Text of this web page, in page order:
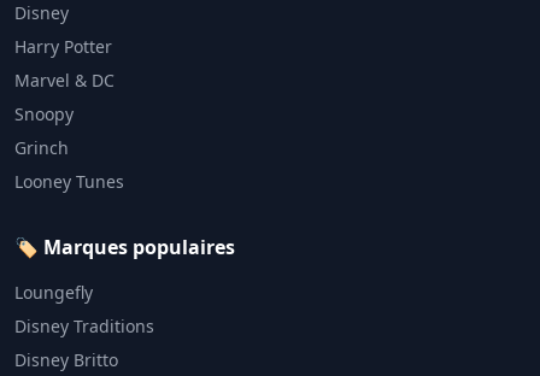
Disney
Harry Potter
Marvel & DC
Snoopy
Grinch
Looney Tunes
🏷️ Marques populaires
Loungefly
Disney Traditions
Disney Britto